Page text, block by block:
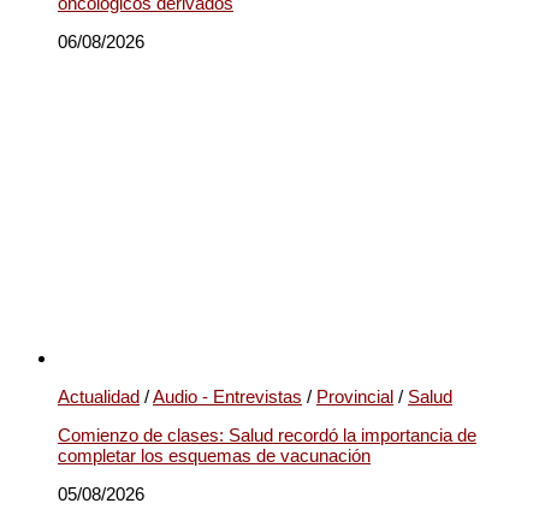
06/08/2026
Actualidad /Audio - Entrevistas / Provincial / Salud
Comienzo de clases: Salud recordó la importancia de
completar los esquemas de vacunación
05/08/2026